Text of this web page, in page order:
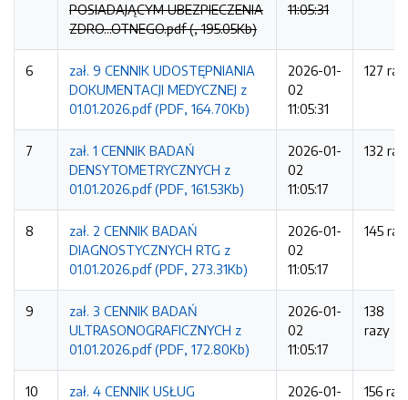
POSIADAJĄCYM UBEZPIECZENIA
ZDRO...OTNEGO.pdf (, 195.05Kb)
11:05:31
6
zał. 9 CENNIK UDOSTĘPNIANIA
DOKUMENTACJI MEDYCZNEJ z
01.01.2026.pdf (PDF, 164.70Kb)
2026-01-
02
11:05:31
127
7
zał. 1 CENNIK BADAŃ
DENSYTOMETRYCZNYCH z
01.01.2026.pdf (PDF, 161.53Kb)
2026-01-
02
11:05:17
132
8
zał. 2 CENNIK BADAŃ
DIAGNOSTYCZNYCH RTG z
01.01.2026.pdf (PDF, 273.31Kb)
2026-01-
02
11:05:17
145
9
zał. 3 CENNIK BADAŃ
ULTRASONOGRAFICZNYCH z
01.01.2026.pdf (PDF, 172.80Kb)
2026-01-
02
11:05:17
138
razy
10
zał. 4 CENNIK USŁUG
2026-01-
156